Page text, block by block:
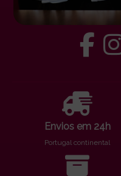
Envios em 24h
Portugal continental